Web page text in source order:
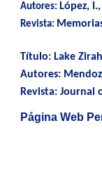
Autores: López,
Revista:
Título: Lake
Autores:
Revista: Journal
Página Web